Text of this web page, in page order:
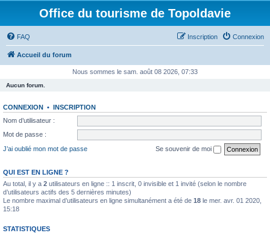
Office du tourisme de Topoldavie
FAQ Connexion
Inscription
Accueil du forum
Nous sommes le sam. août 08 2026, 07:33
Aucun forum.
CONNEXION • INSCRIPTION
Nom d’utilisateur :
Mot de passe :
J’ai oublié mon mot de passe
Se souvenir de moi
QUI EST EN LIGNE ?
Au total, il y a 2 utilisateurs en ligne :: 1 inscrit, 0 invisible et 1 invité (selon le nombre
d’utilisateurs actifs des 5 dernières minutes)
Le nombre maximal d’utilisateurs en ligne simultanément a été de 18 le mer. avr. 01 2020,
15:18
STATISTIQUES